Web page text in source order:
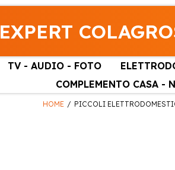
EXPERT
TV - AUDIO - FOTO
COMPLEMENTO CASA -
HOME PICCOLI